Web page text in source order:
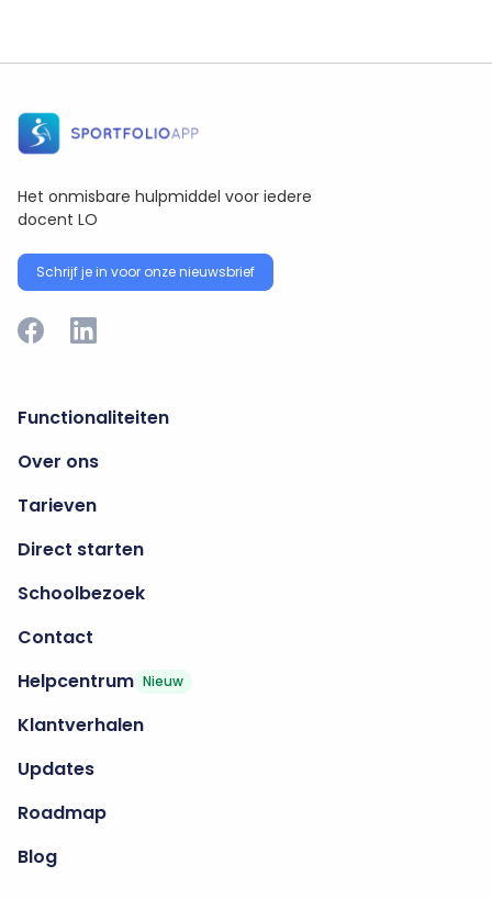
Het onmisbare hulpmiddel voor iedere
docent LO
Schrijf je in voor onze nieuwsbrief
Functionaliteiten
Over ons
Tarieven
Direct starten
Schoolbezoek
Contact
Helpcentrum Nieuw
Klantverhalen
Updates
Roadmap
Blog